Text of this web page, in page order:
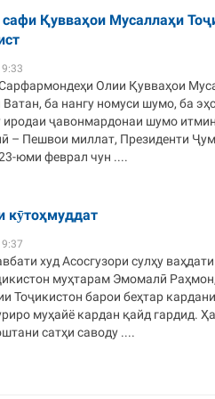
Қувваҳои Мусаллаҳи
Олии Қувваҳои
ба нангу номуси шумо, ба
ҷавонмардонаи шумо
– Пешвои миллат, Президенти
юми феврал чун ....
кȳтоҳмуддат
худ Асосгузори сулҳу
муҳтарам Эмомалӣ
Тоҷикистон барои беҳтар
муҳайё кардан қайд гардид.
сатҳи саводу ....